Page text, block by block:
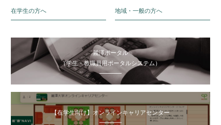
在学生の方へ 地域・一般の方へ
麗澤ポータル
（学生・教職員用ポータルシステム）
【在学生向け】オンラインキャリアセンター